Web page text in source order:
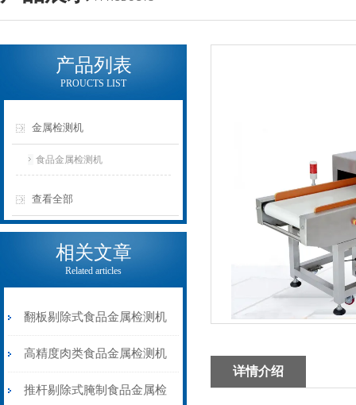
产品列表
PROUCTS LIST
金属检测机
食品金属检测机
查看全部
相关文章
Related articles
翻板剔除式食品金属检测机
速冻肉类金属检测器
高精度肉类食品金属检测机
推杆剔除式
推杆剔除式腌制食品金属检
详情介绍